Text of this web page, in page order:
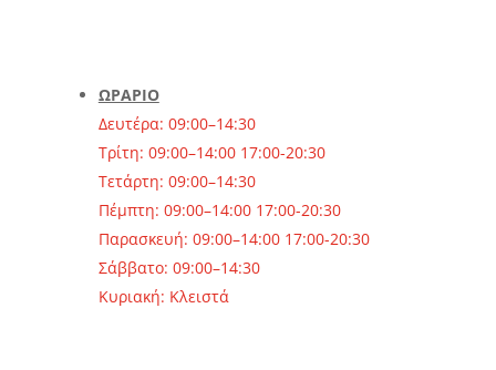
ΩΡΑΡΙΟ
Δευτέρα: 09:00–14:30
Τρίτη: 09:00–14:00 17:00-20:30
Τετάρτη: 09:00–14:30
Πέμπτη: 09:00–14:00 17:00-20:30
Παρασκευή: 09:00–14:00 17:00-20:30
Σάββατο: 09:00–14:30
Κυριακή: Κλειστά